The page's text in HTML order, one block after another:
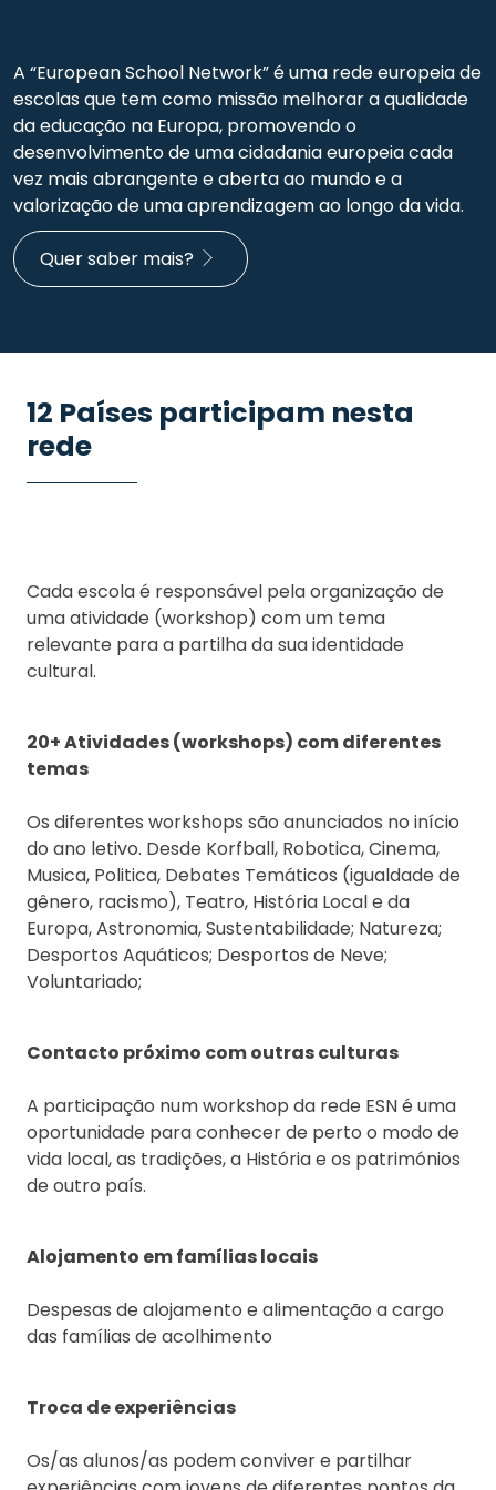
A “European School Network” é uma rede europeia de
escolas que tem como missão melhorar a qualidade
da educação na Europa, promovendo o
desenvolvimento de uma cidadania europeia cada
vez mais abrangente e aberta ao mundo e a
valorização de uma aprendizagem ao longo da vida.
Quer saber mais?
12 Países participam nesta
rede
Cada escola é responsável pela organização de
uma atividade (workshop) com um tema
relevante para a partilha da sua identidade
cultural.
20+ Atividades (workshops) com diferentes
temas
Os diferentes workshops são anunciados no início
do ano letivo. Desde Korfball, Robotica, Cinema,
Musica, Politica, Debates Temáticos (igualdade de
gênero, racismo), Teatro, História Local e da
Europa, Astronomia, Sustentabilidade; Natureza;
Desportos Aquáticos; Desportos de Neve;
Voluntariado;
Contacto próximo com outras culturas
A participação num workshop da rede ESN é uma
oportunidade para conhecer de perto o modo de
vida local, as tradições, a História e os patrimónios
de outro país.
Alojamento em famílias locais
Despesas de alojamento e alimentação a cargo
das famílias de acolhimento
Troca de experiências
Os/as alunos/as podem conviver e partilhar